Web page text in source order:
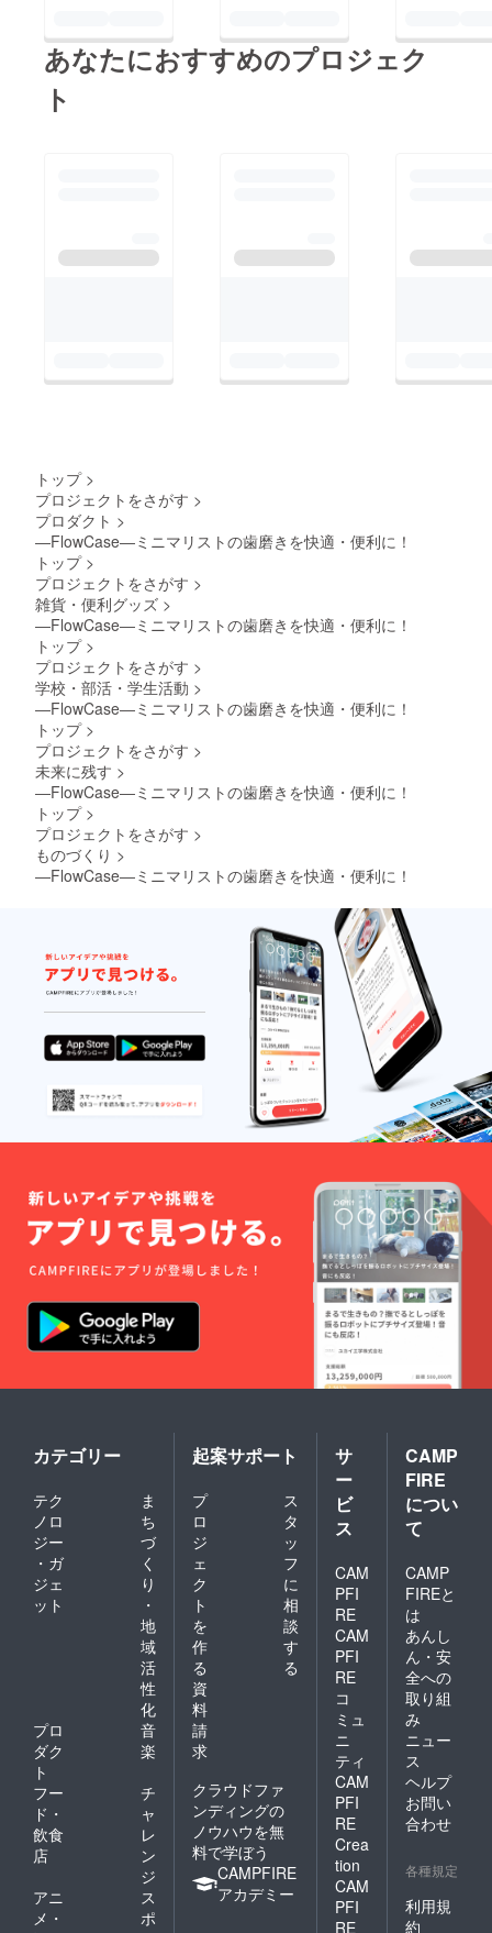
あなたにおすすめのプロジェク
ト
トップ >
プロジェクトをさがす >
プロダクト >
―FlowCase―ミニマリストの歯磨きを快適・便利に！
トップ >
プロジェクトをさがす >
雑貨・便利グッズ >
―FlowCase―ミニマリストの歯磨きを快適・便利に！
トップ >
プロジェクトをさがす >
学校・部活・学生活動 >
―FlowCase―ミニマリストの歯磨きを快適・便利に！
トップ >
プロジェクトをさがす >
未来に残す >
―FlowCase―ミニマリストの歯磨きを快適・便利に！
トップ >
プロジェクトをさがす >
ものづくり >
―FlowCase―ミニマリストの歯磨きを快適・便利に！
カテゴリー
テク
ノロ
ジー
・ガ
ジェ
ット
ま
ち
づ
く
り
・
地
域
活
性
化
プロ
ダク
ト
音
楽
フー
ド・
飲食
店
チ
ャ
レ
ン
ジ
アニ
メ・
ス
ポ
起案サポート
プ
ロ
ジ
ェ
ク
ト
を
作
る
ス
タ
ッ
フ
に
相
談
す
る
資
料
請
求
クラウドファ
ンディングの
ノウハウを無
料で学ぼう
CAMPFIRE
アカデミー
サ
ー
ビ
ス
CAM
PFI
RE
CAM
PFI
RE
コ
ミュ
ニ
ティ
CAM
PFI
RE
Crea
tion
CAM
PFI
RE
CAMP
FIRE
につい
て
CAMP
FIREと
は
あんし
ん・安
全への
取り組
み
ニュー
ス
ヘルプ
お問い
合わせ
各種規定
利用規
約